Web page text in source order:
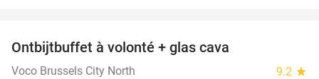
Ontbijtbuffet à volonté + glas cava
Voco Brussels City North 9.2 star